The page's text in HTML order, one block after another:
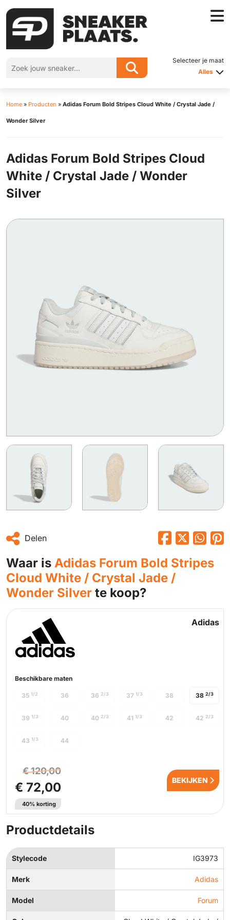
Selecteer je maat
Alles
Home » Producten » Adidas Forum Bold Stripes Cloud White / Crystal Jade /
Wonder Silver
Adidas Forum Bold Stripes Cloud
White / Crystal Jade / Wonder
Silver
Delen
Waar is Adidas Forum Bold Stripes
Cloud White / Crystal Jade /
Wonder Silver te koop?
Adidas
Beschikbare maten
38 2/3
35 1/2 36 36 2/3 37 1/3 38
39 1/3 40 40 2/3 41 1/3 42 42 2/3
43 1/3 44
€ 120,00
€ 72,00
40% korting
BEKIJKEN
Productdetails
Stylecode IG3973
Merk Adidas
Model Forum